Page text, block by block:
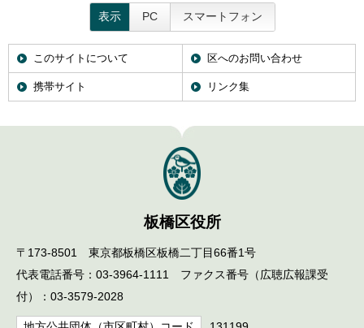
表示 PC スマートフォン
このサイトについて 区へのお問い合わせ
携帯サイト リンク集
板橋区役所
〒173-8501 東京都板橋区板橋二丁目66番1号
代表電話番号：03-3964-1111 ファクス番号（広聴広報課受
付）：03-3579-2028